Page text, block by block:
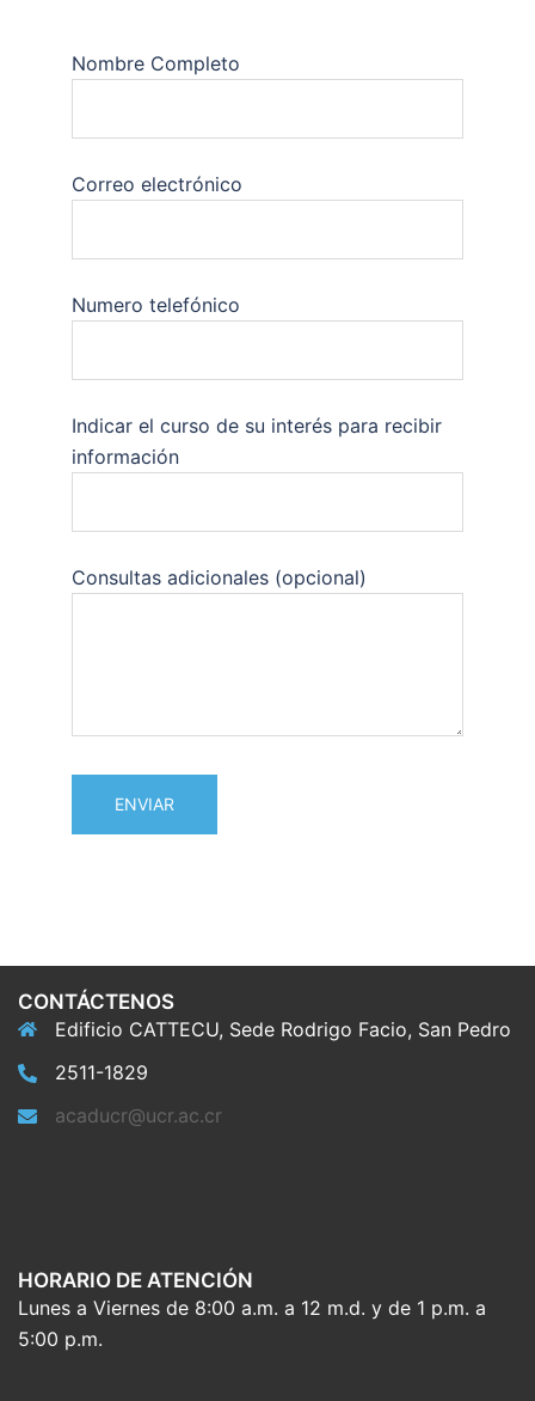
Nombre Completo
Correo electrónico
Numero telefónico
Indicar el curso de su interés para recibir
información
Consultas adicionales (opcional)
CONTÁCTENOS
Edificio CATTECU, Sede Rodrigo Facio, San Pedro
2511-1829
acaducr@ucr.ac.cr
HORARIO DE ATENCIÓN
Lunes a Viernes de 8:00 a.m. a 12 m.d. y de 1 p.m. a
5:00 p.m.